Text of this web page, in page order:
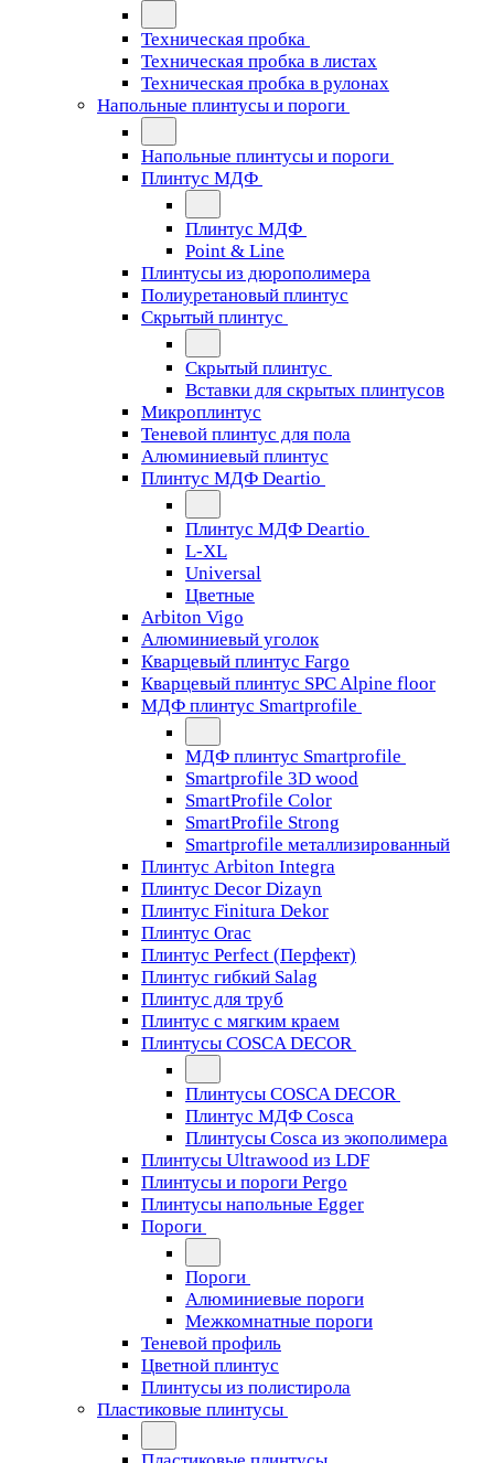
Техническая пробка
Техническая пробка в листах
Техническая пробка в рулонах
Напольные плинтусы и пороги
Напольные плинтусы и пороги
Плинтус МДФ
Плинтус МДФ
Point & Line
Плинтусы из дюрополимера
Полиуретановый плинтус
Скрытый плинтус
Скрытый плинтус
Вставки для скрытых плинтусов
Микроплинтус
Теневой плинтус для пола
Алюминиевый плинтус
Плинтус МДФ Deartio
Плинтус МДФ Deartio
L-XL
Universal
Цветные
Arbiton Vigo
Алюминиевый уголок
Кварцевый плинтус Fargo
Кварцевый плинтус SPC Alpine floor
МДФ плинтус Smartprofile
МДФ плинтус Smartprofile
Smartprofile 3D wood
SmartProfile Color
SmartProfile Strong
Smartprofile металлизированный
Плинтус Arbiton Integra
Плинтус Decor Dizayn
Плинтус Finitura Dekor
Плинтус Orac
Плинтус Perfect (Перфект)
Плинтус гибкий Salag
Плинтус для труб
Плинтус с мягким краем
Плинтусы COSCA DECOR
Плинтусы COSCA DECOR
Плинтус МДФ Cosca
Плинтусы Cosca из экополимера
Плинтусы Ultrawood из LDF
Плинтусы и пороги Pergo
Плинтусы напольные Egger
Пороги
Пороги
Алюминиевые пороги
Межкомнатные пороги
Теневой профиль
Цветной плинтус
Плинтусы из полистирола
Пластиковые плинтусы